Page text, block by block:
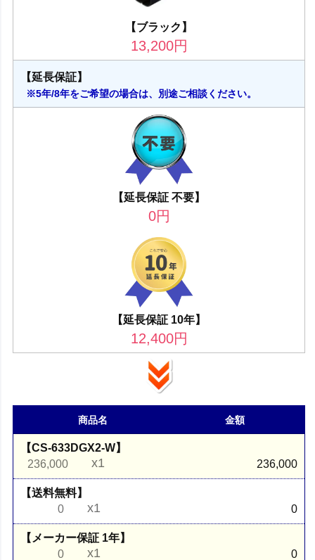
【ブラック】
13,200円
【延長保証】
※5年/8年をご希望の場合は、別途ご相談ください。
【延長保証 不要】
0円
【延長保証 10年】
12,400円
商品名 金額
【CS-633DGX2-W】
236,000
x1 236,000
【送料無料】
0
x1 0
【メーカー保証 1年】
0
x1 0